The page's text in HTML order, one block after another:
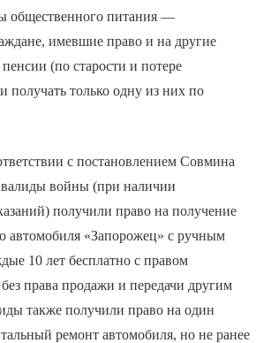
общественного питания —
имевшие право и на другие
(по старости и потере
получать только одну из них по
с постановлением Совмина
войны (при наличии
получили право на получение
автомобиля «Запорожец» с ручным
10 лет бесплатно с правом
права продажи и передачи другим
также получили право на один
ремонт автомобиля, но не ранее